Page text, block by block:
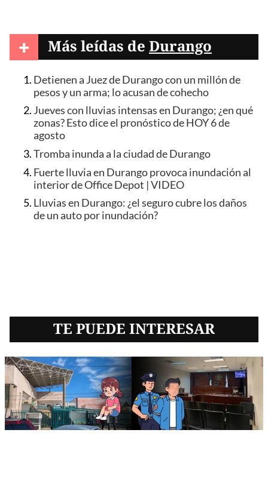
+ Más leídas de Durango
Detienen a Juez de Durango con un millón de
pesos y un arma; lo acusan de cohecho
Jueves con lluvias intensas en Durango; ¿en qué
zonas? Esto dice el pronóstico de HOY 6 de
agosto
Tromba inunda a la ciudad de Durango
Fuerte lluvia en Durango provoca inundación al
interior de Office Depot | VIDEO
Lluvias en Durango: ¿el seguro cubre los daños
de un auto por inundación?
TE PUEDE INTERESAR